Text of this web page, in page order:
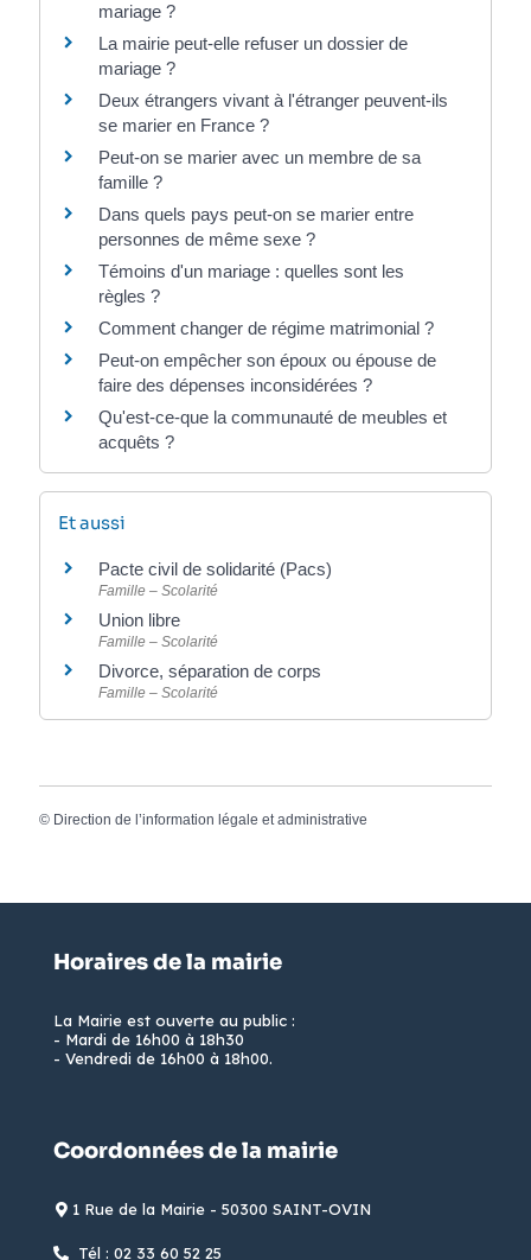
mariage ?
La mairie peut-elle refuser un dossier de
mariage ?
Deux étrangers vivant à l'étranger peuvent-ils
se marier en France ?
Peut-on se marier avec un membre de sa
famille ?
Dans quels pays peut-on se marier entre
personnes de même sexe ?
Témoins d'un mariage : quelles sont les
règles ?
Comment changer de régime matrimonial ?
Peut-on empêcher son époux ou épouse de
faire des dépenses inconsidérées ?
Qu'est-ce-que la communauté de meubles et
acquêts ?
Et aussi
Pacte civil de solidarité (Pacs)
Famille – Scolarité
Union libre
Famille – Scolarité
Divorce, séparation de corps
Famille – Scolarité
© Direction de l’information légale et administrative
Horaires de la mairie
La Mairie est ouverte au public :
- Mardi de 16h00 à 18h30
- Vendredi de 16h00 à 18h00.
Coordonnées de la mairie
1 Rue de la Mairie - 50300 SAINT-OVIN
Tél : 02 33 60 52 25